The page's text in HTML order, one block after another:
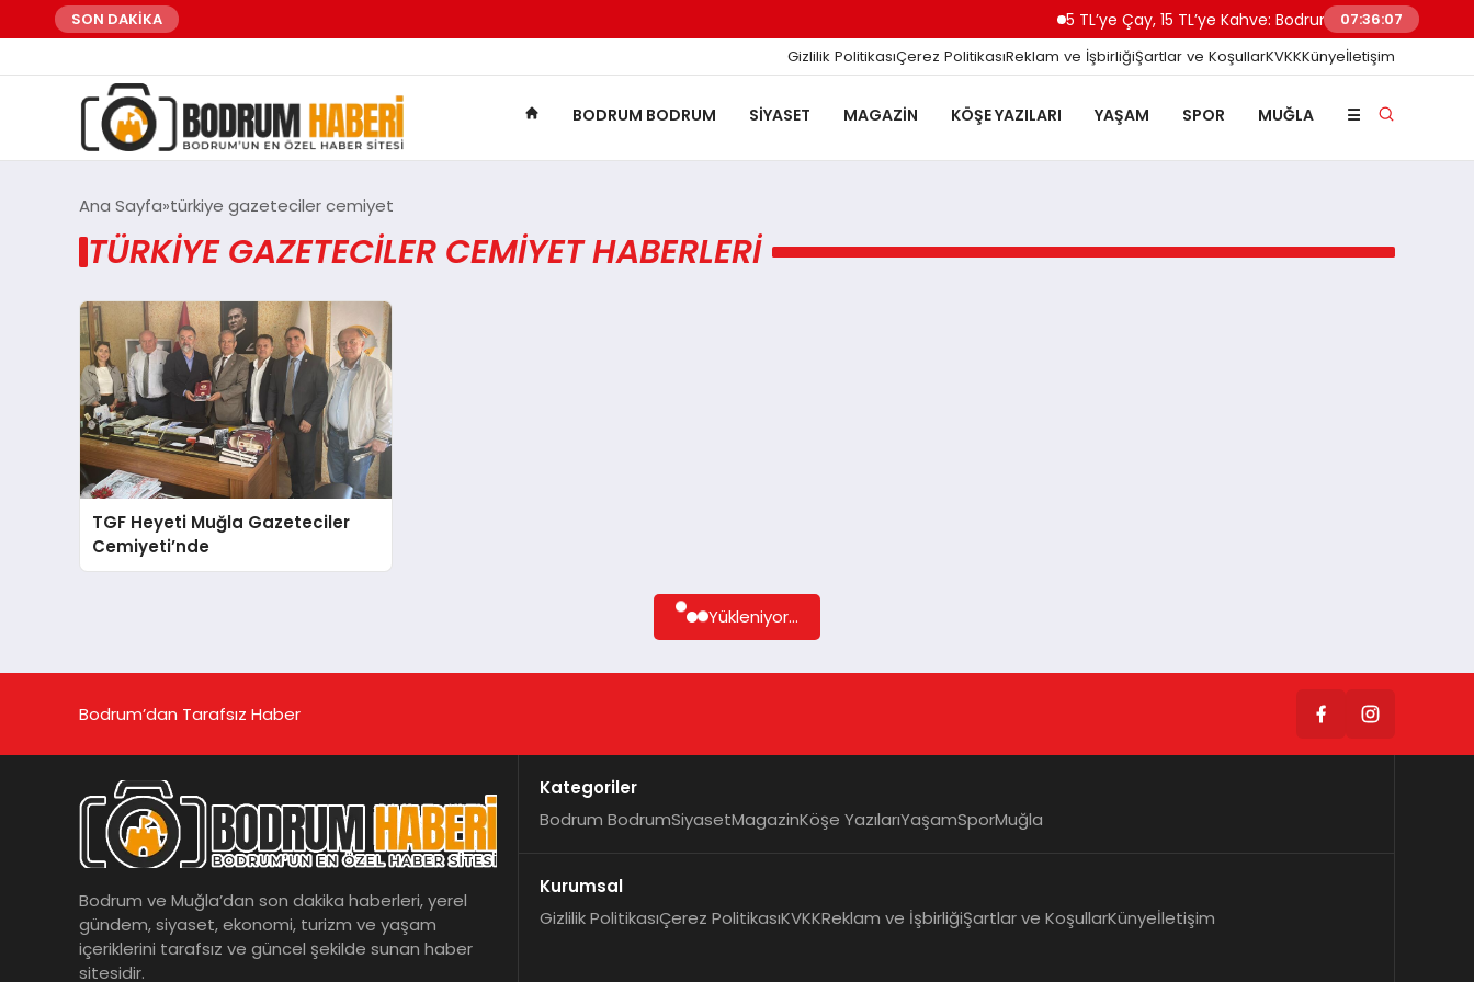
SON DAKİKA 5 TL’ye Çay, 15 TL’ye Kahve: Bodrum’da “Pınaraltı Emekli
07:36:07
Gizlilik PolitikasıÇerez PolitikasıReklam ve İşbirliğiŞartlar ve KoşullarKVKKKünyeİletişim
BODRUM BODRUM SIYASET MAGAZIN KÖŞE YAZILARI YAŞAM SPOR MUĞLA ☰
Ana Sayfa türkiye gazeteciler cemiyet
TÜRKIYE GAZETECILER CEMIYET HABERLERI
TGF Heyeti Muğla Gazeteciler
Cemiyeti’nde
Yükleniyor...
Bodrum’dan Tarafsız Haber
Bodrum ve Muğla’dan son dakika haberleri, yerel
gündem, siyaset, ekonomi, turizm ve yaşam
içeriklerini tarafsız ve güncel şekilde sunan haber
sitesidir.
Kategoriler
Bodrum BodrumSiyasetMagazinKöşe YazılarıYaşamSporMuğla
Kurumsal
Gizlilik PolitikasıÇerez PolitikasıKVKKReklam ve İşbirliğiŞartlar ve KoşullarKünyeİletişim